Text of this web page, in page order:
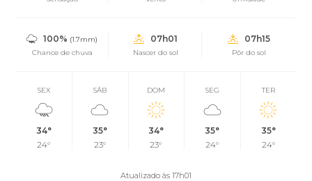
100% (1.7mm)
Chance de chuva
07h01
Nascer do sol
07h15
Pôr do sol
SEX
34°
24°
SÁB
35°
23°
DOM
34°
23°
SEG
35°
24°
TER
35°
24°
Atualizado às 17h01